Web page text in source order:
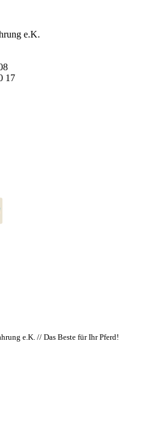
e.K.
17
e.K. // Das Beste für Ihr Pferd!